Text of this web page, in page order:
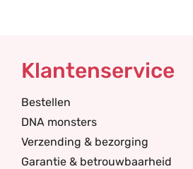
Klantenservice
Bestellen
DNA monsters
Verzending & bezorging
Garantie & betrouwbaarheid